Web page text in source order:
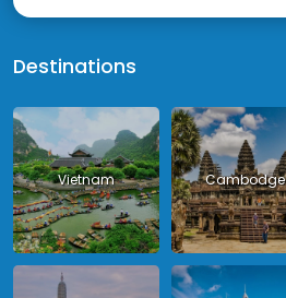
Destinations
Vietnam Cambodge